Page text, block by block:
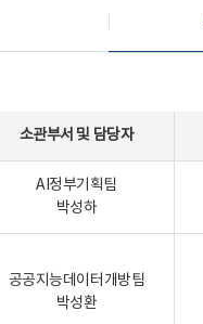
소관부서 및 담당자
AI정부기획팀
박성하
공공지능데이터개방팀
박성환